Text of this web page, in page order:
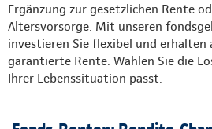
Ergänzung zur gesetzlichen Rente
Altersvorsorge. Mit unseren
investieren Sie flexibel und erhalten
garantierte Rente. Wählen Sie die
Ihrer Lebenssituation passt.